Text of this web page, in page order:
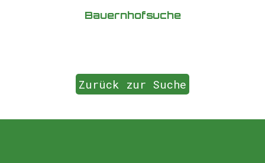
Bauernhofsuche
Zurück zur Suche